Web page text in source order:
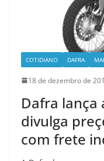
COTIDIANO DAFRA
18 de dezembro de
Dafra lança
divulga
com frete